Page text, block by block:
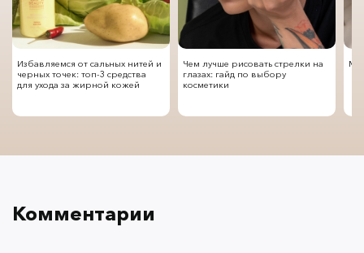
Избавляемся от сальных нитей и
черных точек: топ-3 средства
для ухода за жирной кожей
Чем лучше рисовать стрелки на
глазах: гайд по выбору
косметики
Комментарии